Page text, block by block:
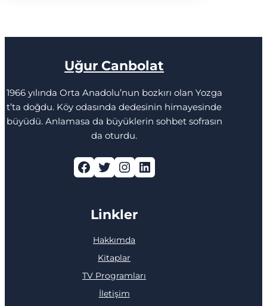
Uğur Canbolat
1966 yılında Orta Anadolu’nun bozkırı olan Yozga
t’ta doğdu. Köy odasında dedesinin himayesinde
büyüdü. Anlamasa da büyüklerin sohbet sofrasın
da oturdu.
Facebook Twitter Instagram LinkedIn
Linkler
Hakkımda
Kitaplar
TV Programları
İletişim